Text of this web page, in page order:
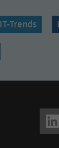
IT-Trends